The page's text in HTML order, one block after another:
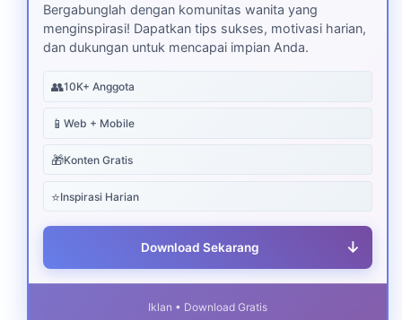
Bergabunglah dengan komunitas wanita yang
menginspirasi! Dapatkan tips sukses, motivasi harian,
dan dukungan untuk mencapai impian Anda.
👥10K+ Anggota
📱 Web + Mobile
🎁Konten Gratis
⭐Inspirasi Harian
Download Sekarang ↓
Iklan • Download Gratis